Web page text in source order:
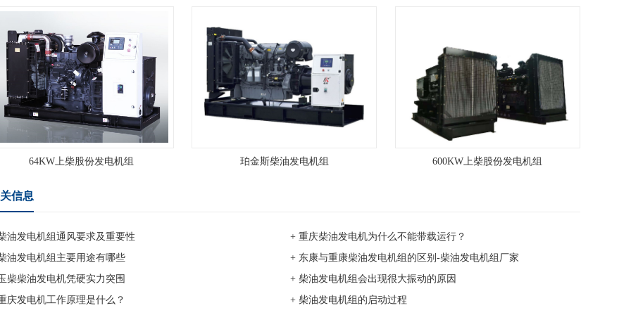
64KW上柴股份发电机组 珀金斯柴油发电机组 600KW上柴股份发电机组
信息
油发电机组通风要求及重要性
+ 重庆柴油发电机为什么不能带载运行？
油发电机组主要用途有哪些
+ 东康与重康柴油发电机组的区别-柴油发电机组厂家
柴柴油发电机凭硬实力突围
+ 柴油发电机组会出现很大振动的原因
庆发电机工作原理是什么？
+ 柴油发电机组的启动过程